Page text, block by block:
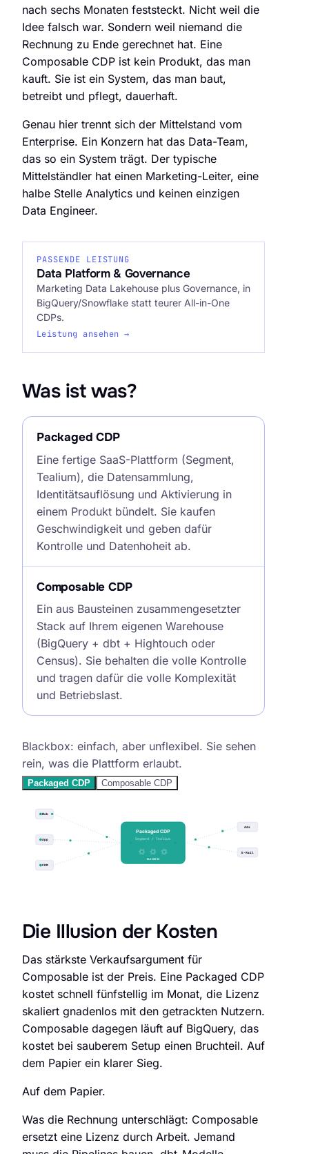
nach sechs Monaten feststeckt. Nicht weil die
Idee falsch war. Sondern weil niemand die
Rechnung zu Ende gerechnet hat. Eine
Composable CDP ist kein Produkt, das man
kauft. Sie ist ein System, das man baut,
betreibt und pflegt, dauerhaft.
Genau hier trennt sich der Mittelstand vom
Enterprise. Ein Konzern hat das Data-Team,
das so ein System trägt. Der typische
Mittelständler hat einen Marketing-Leiter, eine
halbe Stelle Analytics und keinen einzigen
Data Engineer.
PASSENDE LEISTUNG
Data Platform & Governance
Marketing Data Lakehouse plus Governance, in
BigQuery/Snowflake statt teurer All-in-One
CDPs.
Leistung ansehen →
Was ist was?
Packaged CDP
Eine fertige SaaS-Plattform (Segment,
Tealium), die Datensammlung,
Identitätsauflösung und Aktivierung in
einem Produkt bündelt. Sie kaufen
Geschwindigkeit und geben dafür
Kontrolle und Datenhoheit ab.
Composable CDP
Ein aus Bausteinen zusammengesetzter
Stack auf Ihrem eigenen Warehouse
(BigQuery + dbt + Hightouch oder
Census). Sie behalten die volle Kontrolle
und tragen dafür die volle Komplexität
und Betriebslast.
Packaged CDP vs. Composable CDP, Architektur im Vergleich
Blackbox: einfach, aber unflexibel. Sie sehen
rein, was die Plattform erlaubt.
Packaged CDP Composable CDP
Web
App
CRM
Ads
E-Mail
Packaged CDP
Segment / Tealium
BLACKBOX
Die Illusion der Kosten
Das stärkste Verkaufsargument für
Composable ist der Preis. Eine Packaged CDP
kostet schnell fünfstellig im Monat, die Lizenz
skaliert gnadenlos mit den getrackten Nutzern.
Composable dagegen läuft auf BigQuery, das
kostet bei sauberem Setup einen Bruchteil. Auf
dem Papier ein klarer Sieg.
Auf dem Papier.
Was die Rechnung unterschlägt: Composable
ersetzt eine Lizenz durch Arbeit. Jemand